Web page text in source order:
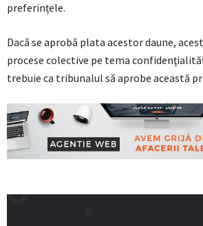
preferințele.
Dacă se aprobă plata acestor daune,
procese colective pe tema
trebuie ca tribunalul să aprobe această